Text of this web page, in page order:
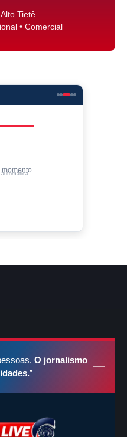
Tietê
• Comercial
automática
O jornalismo
”